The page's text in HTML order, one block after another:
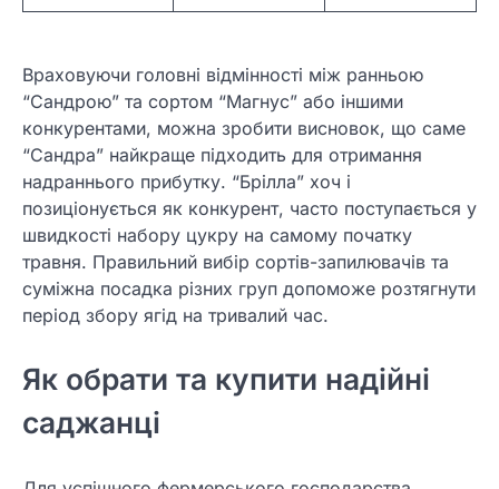
Враховуючи головні відмінності між ранньою
“Сандрою” та сортом “Магнус” або іншими
конкурентами, можна зробити висновок, що саме
“Сандра” найкраще підходить для отримання
надраннього прибутку. “Брілла” хоч і
позиціонується як конкурент, часто поступається у
швидкості набору цукру на самому початку
травня. Правильний вибір сортів-запилювачів та
суміжна посадка різних груп допоможе розтягнути
період збору ягід на тривалий час.
Як обрати та купити надійні
саджанці